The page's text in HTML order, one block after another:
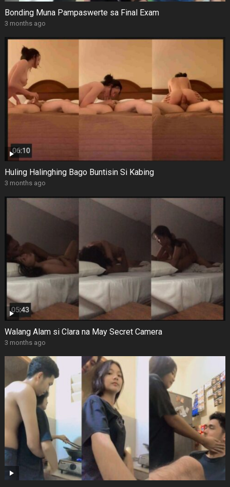
Bonding Muna Pampaswerte sa Final Exam
3 months ago
Huling Halinghing Bago Buntisin Si Kabing
3 months ago
Walang Alam si Clara na May Secret Camera
3 months ago